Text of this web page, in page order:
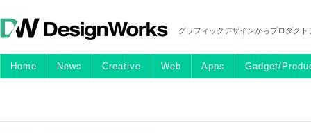
グラフィックデザインからプロダク
Home News Creative Web Apps Gadget/